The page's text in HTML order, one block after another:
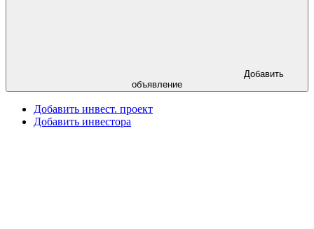
объявление
Добавить инвест. проект
Добавить инвестора